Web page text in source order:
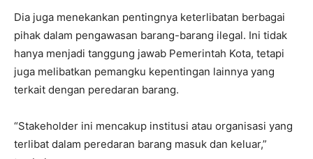
Dia juga menekankan pentingnya keterlibatan berbagai
pihak dalam pengawasan barang-barang ilegal. Ini tidak
hanya menjadi tanggung jawab Pemerintah Kota, tetapi
juga melibatkan pemangku kepentingan lainnya yang
terkait dengan peredaran barang.
“Stakeholder ini mencakup institusi atau organisasi yang
terlibat dalam peredaran barang masuk dan keluar,”